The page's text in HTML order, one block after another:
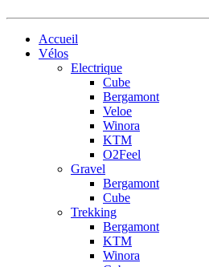
Accueil
Vélos
Electrique
Cube
Bergamont
Veloe
Winora
KTM
O2Feel
Gravel
Bergamont
Cube
Trekking
Bergamont
KTM
Winora